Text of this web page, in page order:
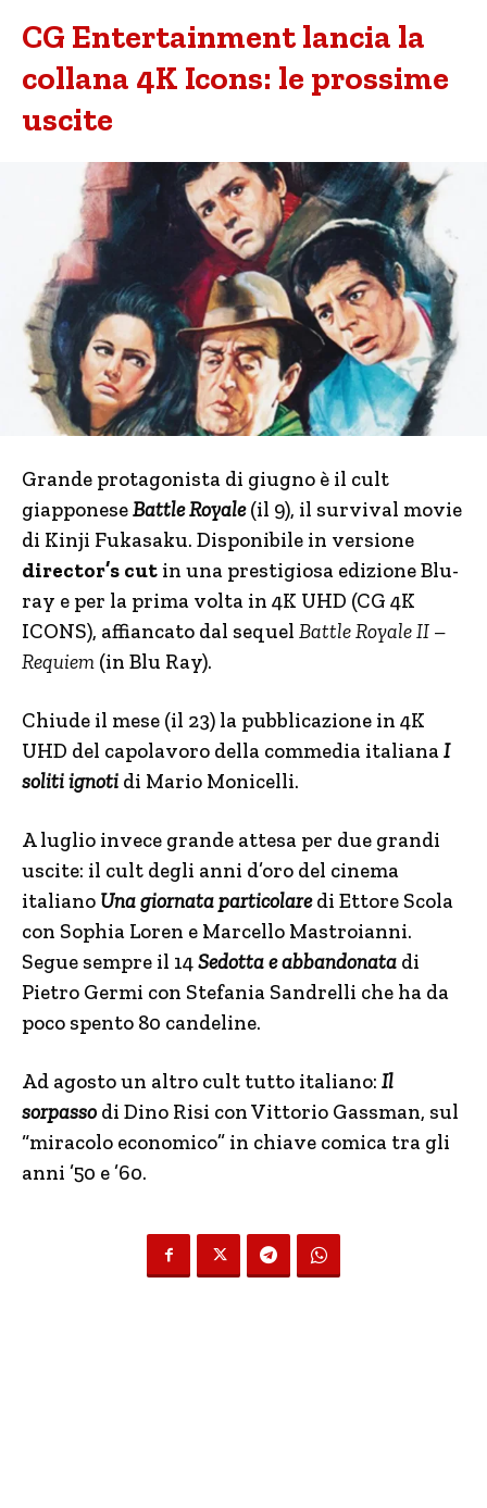
CG Entertainment lancia la
collana 4K Icons: le prossime
uscite
Grande protagonista di giugno è il cult
giapponeseBattle Royale(il 9), il survival movie
di Kinji Fukasaku. Disponibile in versione
director’s cut in una prestigiosa edizione Blu-
ray e per la prima volta in 4K UHD (CG 4K
ICONS), affiancato dal sequel Battle Royale II –
Requiem (in Blu Ray).
Chiude il mese (il 23) la pubblicazione in 4K
UHD del capolavoro della commedia italianaI
soliti ignoti di Mario Monicelli.
A luglio invece grande attesa per due grandi
uscite: il cult degli anni d’oro del cinema
italiano Una giornata particolaredi Ettore Scola
con Sophia Loren e Marcello Mastroianni.
Segue sempre il 14Sedotta e abbandonata di
Pietro Germi con Stefania Sandrelli che ha da
poco spento 80 candeline.
Ad agosto un altro cult tutto italiano: Il
sorpasso di Dino Risi con Vittorio Gassman, sul
“miracolo economico” in chiave comica tra gli
anni ’50 e ’60.